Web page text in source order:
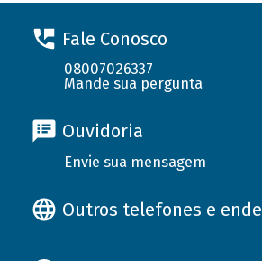
Fale Conosco
08007026337
Mande sua pergunta
Ouvidoria
Envie sua mensagem
Outros telefones e